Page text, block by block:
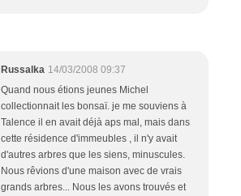
Russalka 14/03/2008 09:37
Quand nous étions jeunes Michel
collectionnait les bonsaï. je me souviens à
Talence il en avait déjà aps mal, mais dans
cette résidence d'immeubles , il n'y avait
d'autres arbres que les siens, minuscules.
Nous rêvions d'une maison avec de vrais
grands arbres... Nous les avons trouvés et